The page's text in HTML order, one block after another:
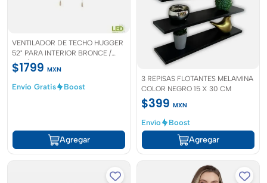
VENTILADOR DE TECHO HUGGER
52" PARA INTERIOR BRONCE /
CAFÉ
$1799 MXN
Envío Gratis
Boost
Agregar
3 REPISAS FLOTANTES MELAMINA
COLOR NEGRO 15 X 30 CM
$399 MXN
Envío
Boost
Agregar